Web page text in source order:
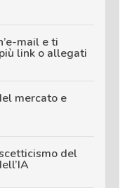
mail e ti
link o allegati
mercato e
del